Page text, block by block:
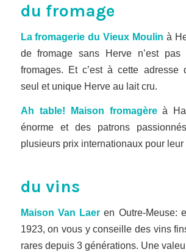
du fromage
La fromagerie du Vieux Moulin à
de fromage sans Herve n’est
fromages. Et c’est à cette adresse
seul et unique Herve au lait cru.
Ah table! Maison fromagèreà
énorme et des patrons
plusieurs prix internationaux pour leur
du vins
Maison Van Laer en Outre-Meuse:
1923, on vous y conseille des vins
rares depuis 3 générations. Une